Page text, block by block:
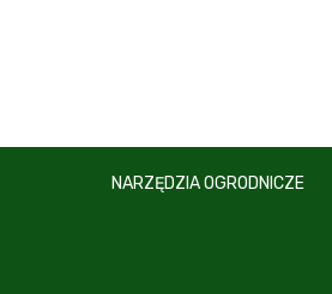
NARZĘDZIA OGRODNICZE